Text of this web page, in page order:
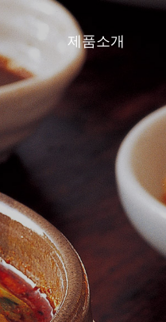
제품소개